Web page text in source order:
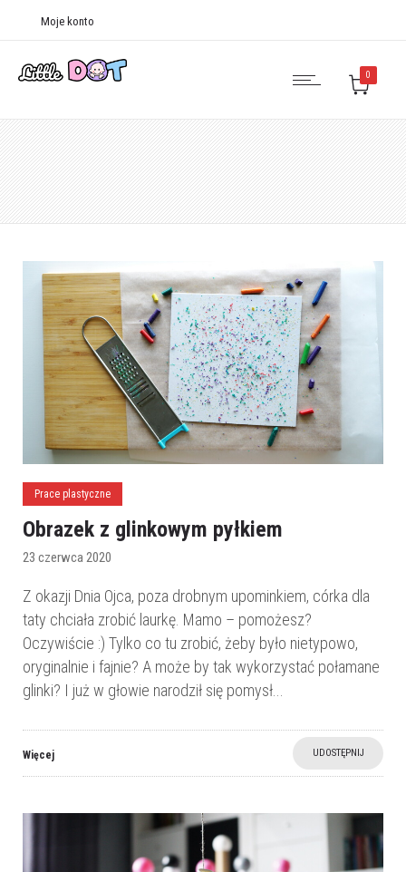
Moje konto
0
Prace plastyczne
Obrazek z glinkowym pyłkiem
23 czerwca 2020
Z okazji Dnia Ojca, poza drobnym upominkiem, córka dla
taty chciała zrobić laurkę. Mamo – pomożesz?
Oczywiście :) Tylko co tu zrobić, żeby było nietypowo,
oryginalnie i fajnie? A może by tak wykorzystać połamane
glinki? I już w głowie narodził się pomysł...
Więcej UDOSTĘPNIJ